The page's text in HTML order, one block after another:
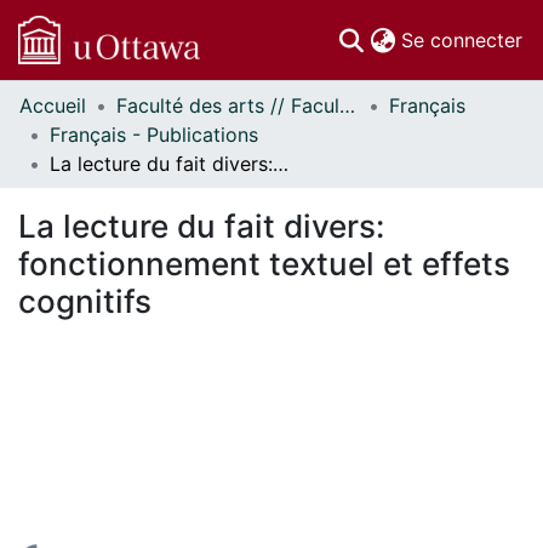
Se connecter
Communautés
et collections
Parcourir
À propos
Accueil Faculté des arts // Faculty of Arts
Français
Français - Publications
La lecture du fait divers: fonctionnement textuel et effets cognitifs
La lecture du fait divers:
fonctionnement textuel et effets
cognitifs